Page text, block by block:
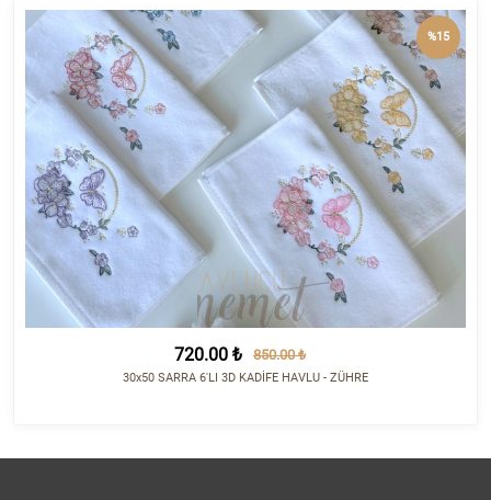
720.00 ₺ 850.00 ₺
30x50 SARRA 6'LI 3D KADİFE HAVLU - ZÜHRE
%15